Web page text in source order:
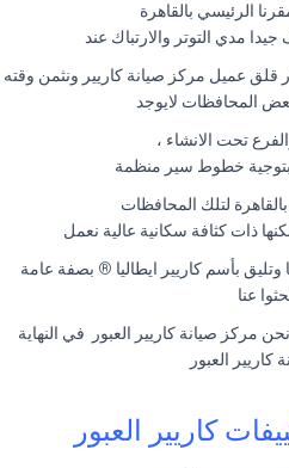
الرئيسي بالقاهرة
مدي التوتر والارتباك عند
عميل مركز صيانة كاريير ونثمن وقته
المحافظات لايوجد
تحت الانشاء ،
خطوط سير منظمة
لتلك المحافظات
ذات كثافة سكانية عالية نعمل
وتليق بأسم كاريير ايطاليا ® بصفة عامة
عنا
صيانة كاريير العبور في النهاية
كاريير العبور
كاريير العبور